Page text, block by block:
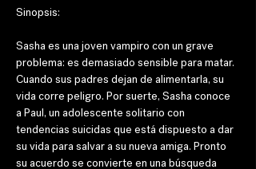
Sinopsis:
Sasha es una joven vampiro con un grave
problema: es demasiado sensible para matar.
Cuando sus padres dejan de alimentarla, su
vida corre peligro. Por suerte, Sasha conoce
a Paul, un adolescente solitario con
tendencias suicidas que está dispuesto a dar
su vida para salvar a su nueva amiga. Pronto
su acuerdo se convierte en una búsqueda